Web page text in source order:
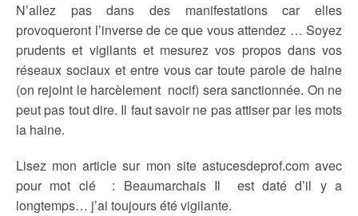
N’allez pas dans des manifestations car elles
provoqueront l’inverse de ce que vous attendez … Soyez
prudents et vigilants et mesurez vos propos dans vos
réseaux sociaux et entre vous car toute parole de haine
(on rejoint le harcèlement nocif) sera sanctionnée. On ne
peut pas tout dire. Il faut savoir ne pas attiser par les mots
la haine.
Lisez mon article sur mon site astucesdeprof.com avec
pour mot clé : Beaumarchais Il est daté d’il y a
longtemps… j’ai toujours été vigilante.